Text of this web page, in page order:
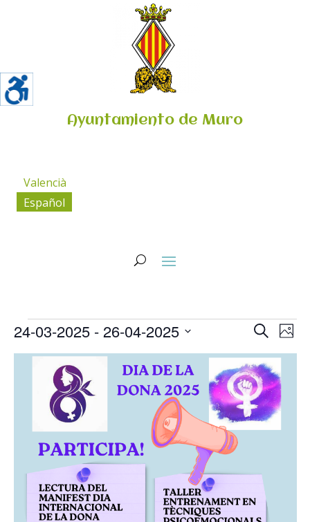
Ayuntamiento de Muro
Valencià
Español
Eventos
de
y
vistas
de
Buscar
de
Foto
24-03-2025 - 26-04-2025
Seleccionar
List
events
Photo
View